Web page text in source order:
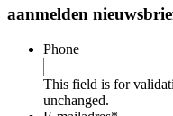
aanmelden
Phone
This field is for
unchanged.